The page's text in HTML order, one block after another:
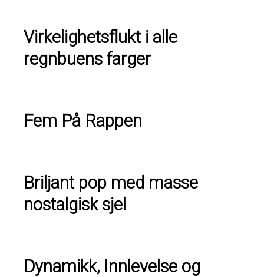
Virkelighetsflukt i alle
regnbuens farger
Fem På Rappen
Briljant pop med masse
nostalgisk sjel
Dynamikk, Innlevelse og